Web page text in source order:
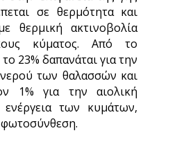
σε θερμότητα και
θερμική ακτινοβολία
κύματος. Από το
23% δαπανάται για την
των θαλασσών και
1% για την αιολική
ενέργεια των κυμάτων,